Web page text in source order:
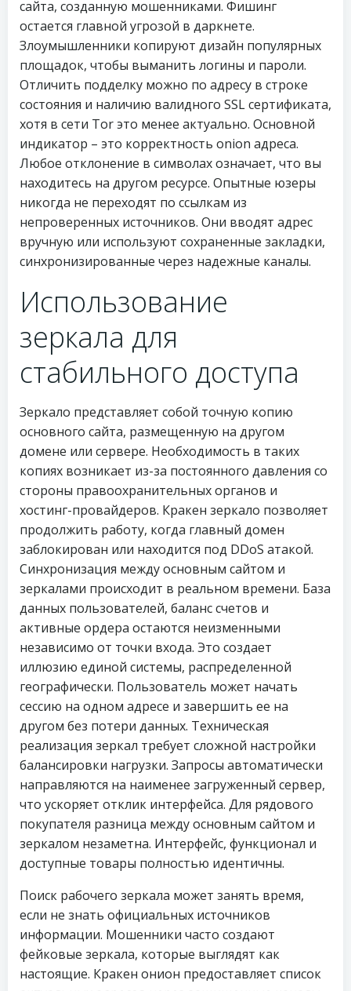
сайта, созданную мошенниками. Фишинг
остается главной угрозой в даркнете.
Злоумышленники копируют дизайн популярных
площадок, чтобы выманить логины и пароли.
Отличить подделку можно по адресу в строке
состояния и наличию валидного SSL сертификата,
хотя в сети Tor это менее актуально. Основной
индикатор – это корректность onion адреса.
Любое отклонение в символах означает, что вы
находитесь на другом ресурсе. Опытные юзеры
никогда не переходят по ссылкам из
непроверенных источников. Они вводят адрес
вручную или используют сохраненные закладки,
синхронизированные через надежные каналы.
Использование
зеркала для
стабильного доступа
Зеркало представляет собой точную копию
основного сайта, размещенную на другом
домене или сервере. Необходимость в таких
копиях возникает из-за постоянного давления со
стороны правоохранительных органов и
хостинг-провайдеров. Кракен зеркало позволяет
продолжить работу, когда главный домен
заблокирован или находится под DDoS атакой.
Синхронизация между основным сайтом и
зеркалами происходит в реальном времени. База
данных пользователей, баланс счетов и
активные ордера остаются неизменными
независимо от точки входа. Это создает
иллюзию единой системы, распределенной
географически. Пользователь может начать
сессию на одном адресе и завершить ее на
другом без потери данных. Техническая
реализация зеркал требует сложной настройки
балансировки нагрузки. Запросы автоматически
направляются на наименее загруженный сервер,
что ускоряет отклик интерфейса. Для рядового
покупателя разница между основным сайтом и
зеркалом незаметна. Интерфейс, функционал и
доступные товары полностью идентичны.
Поиск рабочего зеркала может занять время,
если не знать официальных источников
информации. Мошенники часто создают
фейковые зеркала, которые выглядят как
настоящие. Кракен онион предоставляет список